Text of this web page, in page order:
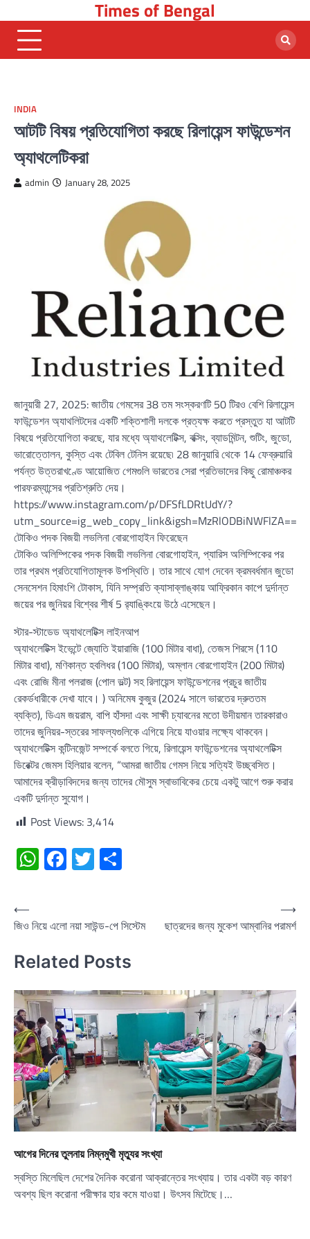
to
content
Times of Bengal
INDIA
আটটি বিষয় প্রতিযোগিতা করছে রিলায়েন্স ফাউন্ডেশন
অ্যাথলেটিকরা
admin January 28, 2025
জানুয়ারী 27, 2025: জাতীয় গেমসের 38 তম সংস্করণটি 50 টিরও বেশি রিলায়েন্স
ফাউন্ডেশন অ্যাথলিটদের একটি শক্তিশালী দলকে প্রত্যক্ষ করতে প্রস্তুত যা আটটি
বিষয়ে প্রতিযোগিতা করছে, যার মধ্যে অ্যাথলেটিক্স, বক্সিং, ব্যাডমিন্টন, শুটিং, জুডো,
ভারোত্তোলন, কুস্তি এবং টেবিল টেনিস রয়েছে৷ 28 জানুয়ারি থেকে 14 ফেব্রুয়ারি
পর্যন্ত উত্তরাখণ্ডে আয়োজিত গেমগুলি ভারতের সেরা প্রতিভাদের কিছু রোমাঞ্চকর
পারফরম্যান্সের প্রতিশ্রুতি দেয়।
https://www.instagram.com/p/DFSfLDRtUdY/?
utm_source=ig_web_copy_link&igsh=MzRlODBiNWFlZA==
টোকিও পদক বিজয়ী লভলিনা বোরগোহাইন ফিরেছেন
টোকিও অলিম্পিকের পদক বিজয়ী লভলিনা বোরগোহাইন, প্যারিস অলিম্পিকের পর
তার প্রথম প্রতিযোগিতামূলক উপস্থিতি। তার সাথে যোগ দেবেন ক্রমবর্ধমান জুডো
সেনসেশন হিমাংশি টোকাস, যিনি সম্প্রতি ক্যাসাব্লাঙ্কায় আফ্রিকান কাপে দুর্দান্ত
জয়ের পর জুনিয়র বিশ্বের শীর্ষ 5 র‌্যাঙ্কিংয়ে উঠে এসেছেন।
স্টার-স্টাডেড অ্যাথলেটিক্স লাইনআপ
অ্যাথলেটিক্স ইভেন্টে জ্যোতি ইয়ারাজি (100 মিটার বাধা), তেজস শিরসে (110
মিটার বাধা), মণিকান্ত হবলিধর (100 মিটার), অম্লান বোরগোহাইন (200 মিটার)
এবং রোজি মীনা পলরাজ (পোল ভল্ট) সহ রিলায়েন্স ফাউন্ডেশনের প্রচুর জাতীয়
রেকর্ডধারীকে দেখা যাবে। ) অনিমেষ কুজুর (2024 সালে ভারতের দ্রুততম
ব্যক্তি), ডিএম জয়রাম, বাপি হাঁসদা এবং সাক্ষী চ্যাবনের মতো উদীয়মান তারকারাও
তাদের জুনিয়র-স্তরের সাফল্যগুলিকে এগিয়ে নিয়ে যাওয়ার লক্ষ্যে থাকবেন।
অ্যাথলেটিক্স কন্টিনজেন্ট সম্পর্কে বলতে গিয়ে, রিলায়েন্স ফাউন্ডেশনের অ্যাথলেটিক্স
ডিরেক্টর জেমস হিলিয়ার বলেন, “আমরা জাতীয় গেমস নিয়ে সত্যিই উচ্ছ্বসিত।
আমাদের ক্রীড়াবিদদের জন্য তাদের মৌসুম স্বাভাবিকের চেয়ে একটু আগে শুরু করার
একটি দুর্দান্ত সুযোগ।
Post Views: 3,414
WhatsApp
Facebook
Twitter
Post
navigation
⟵
জিও নিয়ে এলো নয়া সাউন্ড-পে সিস্টেম
ছাত্রদের জন্য মুকেশ আম্বানির পরামর্শ
⟶
Related Posts
আগের দিনের তুলনায় নিম্নমুখী মৃত্যুর সংখ্যা
স্বস্তি মিলেছিল দেশের দৈনিক করোনা আক্রান্তের সংখ্যায়। তার একটা বড় কারণ
অবশ্য ছিল করোনা পরীক্ষার হার কমে যাওয়া। উৎসব মিটেছে।…